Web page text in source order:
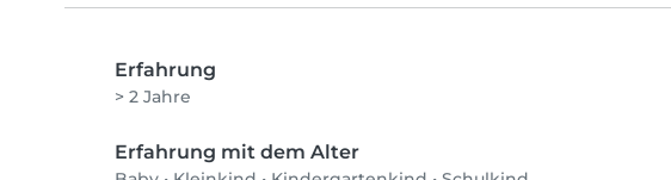
Erfahrung
> 2 Jahre
Erfahrung mit dem Alter